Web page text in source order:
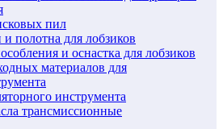
пил
полотна для лобзиков
и оснастка для лобзиков
материалов для
инструмента
трансмиссионные